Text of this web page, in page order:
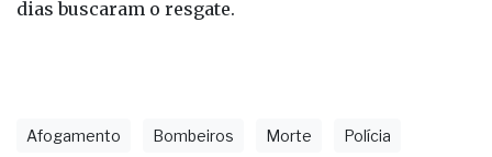
dias buscaram o resgate.
Afogamento Bombeiros Morte Polícia